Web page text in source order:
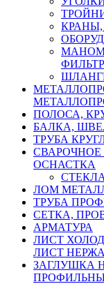
ПОЛОСА,
БАЛКА,
ТРУБА
СВАРОЧНОЕ
ОСНАСТКА
ЛОМ
ТРУБА
СЕТКА,
АРМАТУРА
ЛИСТ
ЛИСТ
ЗАГЛУШКА